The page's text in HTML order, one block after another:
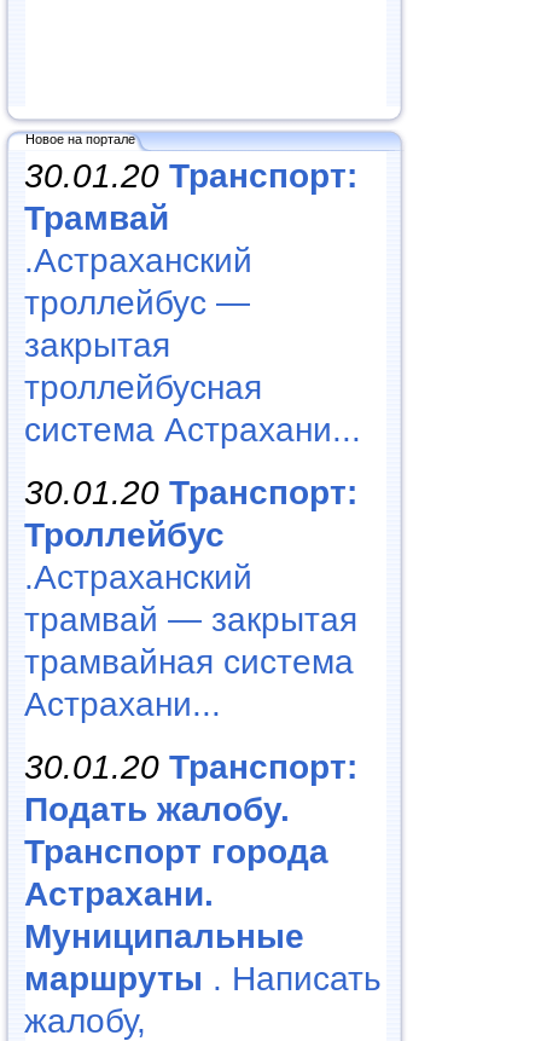
Новое на портале
30.01.20 Транспорт:
Трамвай
.Астраханский
троллейбус —
закрытая
троллейбусная
система Астрахани...
30.01.20 Транспорт:
Троллейбус
.Астраханский
трамвай — закрытая
трамвайная система
Астрахани...
30.01.20 Транспорт:
Подать жалобу.
Транспорт города
Астрахани.
Муниципальные
маршруты . Написать
жалобу,